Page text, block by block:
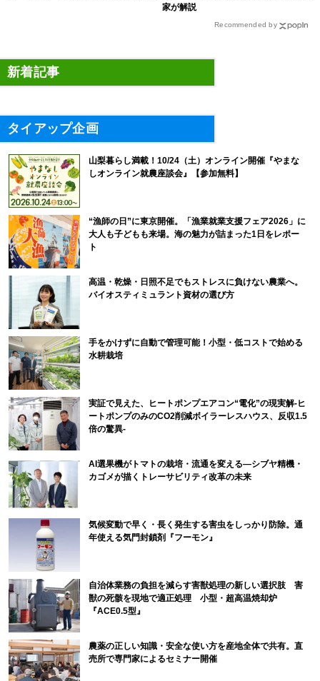
家が解説
Recommended by
新着記事
タイアップ企画
山梨暮らし満載！10/24（土）オンライン開催『やまな
しオンライン就農座談会』【参加無料】
“漁師の日”に東京開催。「漁業就業支援フェア2026」に
大人も子どもも来場。海の魅力が詰まった1日をレポー
ト
高温・乾燥・日照不足でもストレスに負けない農業へ。
バイオスティミュラント資材の選び方
手をかけずに自動で管理可能！小型・低コストで始める
水耕栽培
実証で見えた、ヒートポンプエアコン“電化”の現実解-ヒ
ートポンプのみのCO2削減ボイラーレスハウス、反収1.5
倍の驚異-
AI選果機がトマトの栽培・流通を変える―シブヤ精機・
カゴメが描くトレーサビリティ改革の未来
気候変動で早く・長く発生する害虫をしっかり防除。通
年使える気門封鎖剤『フーモン』
自治体業務の負担を減らす害獣処理の新しい選択肢 害
獣の死骸を現地で適正処理 小型・超高温焼却炉
『ACE0.5型』
農薬の正しい知識・安全な使い方を産地全体で共有。直
売所で専門家によるセミナー開催